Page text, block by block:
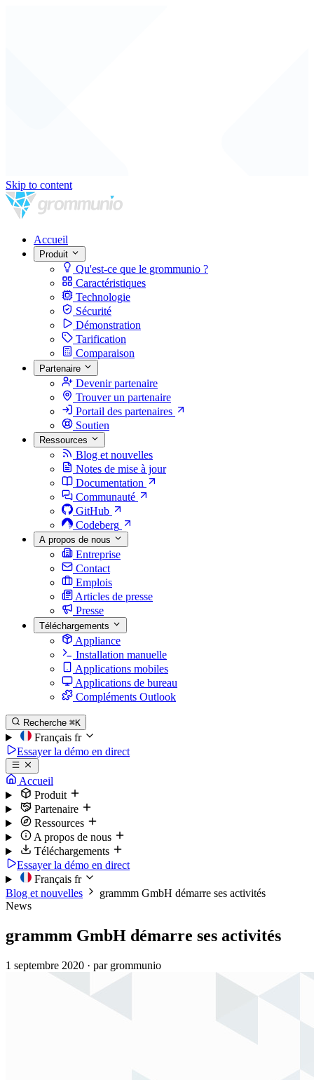
Skip to content
Accueil
Produit
Qu'est-ce que le grommunio ?
Caractéristiques
Technologie
Sécurité
Démonstration
Tarification
Comparaison
Partenaire
Devenir partenaire
Trouver un partenaire
Portail des partenaires
Soutien
Ressources
Blog et nouvelles
Notes de mise à jour
Documentation
Communauté
GitHub
Codeberg
A propos de nous
Entreprise
Contact
Emplois
Articles de presse
Presse
Téléchargements
Appliance
Installation manuelle
Applications mobiles
Applications de bureau
Compléments Outlook
Recherche ⌘K
Français fr
Essayer la démo en direct
Accueil
Produit
Partenaire
Ressources
A propos de nous
Téléchargements
Essayer la démo en direct
Français fr
Blog et nouvelles
grammm GmbH démarre ses activités
News
grammm GmbH démarre ses activités
1 septembre 2020 · par grommunio